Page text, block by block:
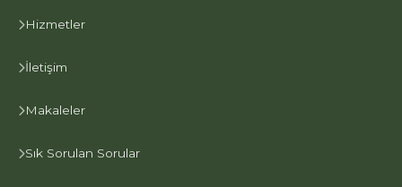
Hizmetler
İletişim
Makaleler
Sık Sorulan Sorular